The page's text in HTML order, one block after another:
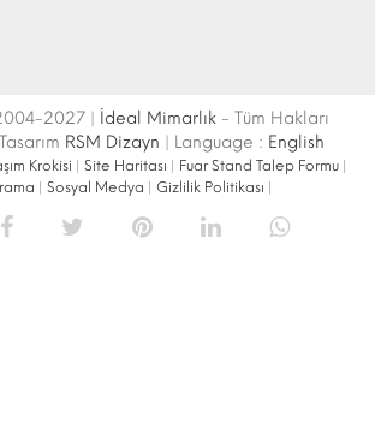
2027 | İdeal Mimarlık- Tüm Hakları
RSM Dizayn | Language : English
Krokisi Site Haritası Fuar Stand Talep Formu|
Sosyal Medya Gizlilik Politikası